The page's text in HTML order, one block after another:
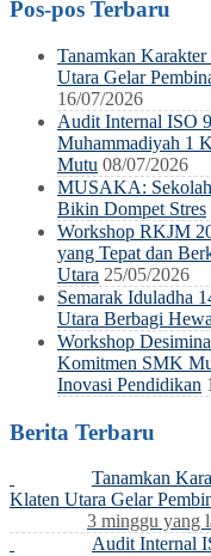
Pos-pos Terbaru
Tanamkan
Utara Gelar
16/07/2026
Audit Internal ISO
Muhammadiyah 1
Mutu 08/07/2026
MUSAKA: Sekolah
Bikin Dompet Stres
Workshop RKJM
yang Tepat dan
Utara 25/05/2026
Semarak Iduladha
Utara Berbagi
Workshop
Komitmen SMK
Inovasi Pendidikan
Berita Terbaru
Tanamkan
Klaten Utara Gelar
3 minggu yang
Audit Internal